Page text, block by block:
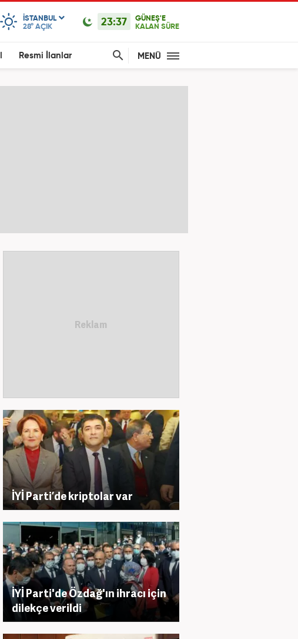
ISTANBUL
28° AÇIK 23:37
GÜNEŞ'E
KALAN SÜRE
Resmi İlanlar MENÜ
İYİ Parti’de kriptolar var
İYİ Parti'de Özdağ'ın ihracı için
dilekçe verildi